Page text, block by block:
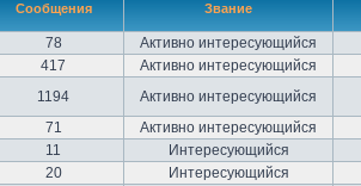
Сообщения Звание
78 Активно интересующийся
417 Активно интересующийся
1194 Активно интересующийся
71 Активно интересующийся
11 Интересующийся
20 Интересующийся